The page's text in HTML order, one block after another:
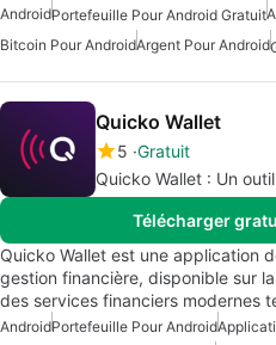
AndroidPortefeuille Pour Android Gratuit
Bitcoin Pour AndroidArgent Pour Android
Quicko Wallet
5 Gratuit
Quicko Wallet : Un
Télécharger
Quicko Wallet est une application
gestion financière, disponible sur
des services financiers modernes
AndroidPortefeuille Pour Android